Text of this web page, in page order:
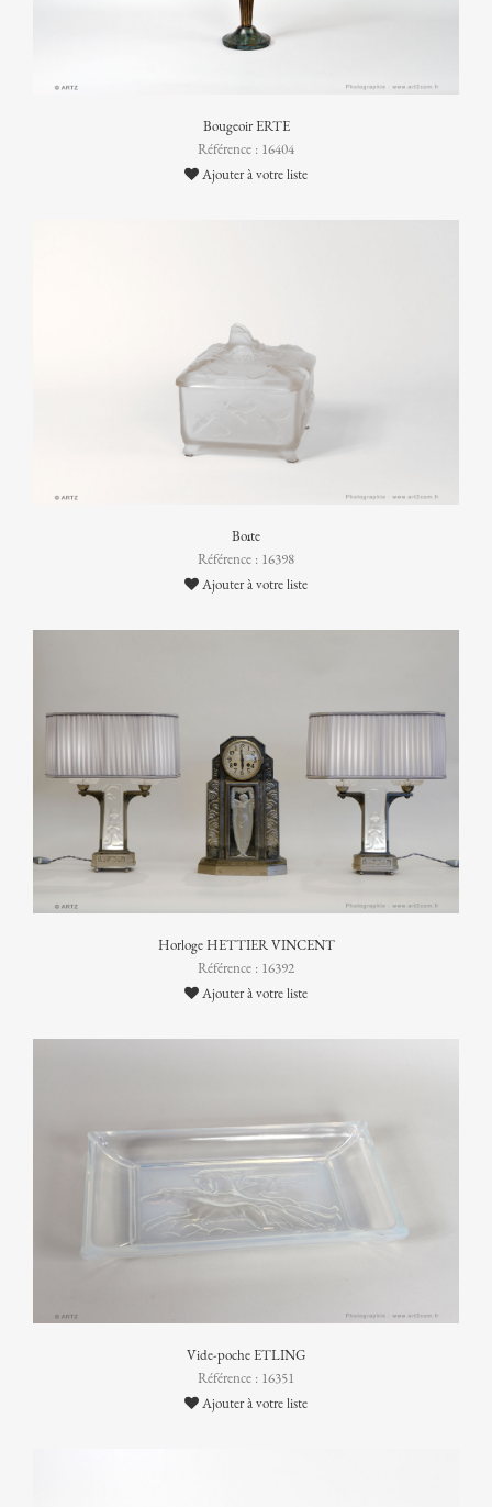
Bougeoir ERTE
Référence : 16404
Ajouter à votre liste
Boîte
Référence : 16398
Ajouter à votre liste
Horloge HETTIER VINCENT
Référence : 16392
Ajouter à votre liste
Vide-poche ETLING
Référence : 16351
Ajouter à votre liste